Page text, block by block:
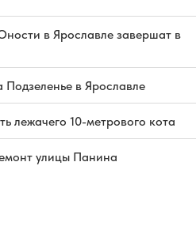
в Ярославле завершат в
в Ярославле
лежачего 10-метрового кота
улицы Панина